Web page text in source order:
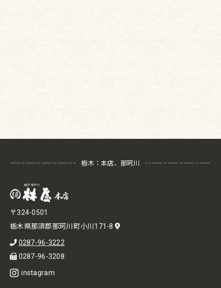
栃木：本店、那珂川
〒324-0501
栃木県那須郡那珂川町小川171-8
0287-96-3222
0287-96-3208
instagram